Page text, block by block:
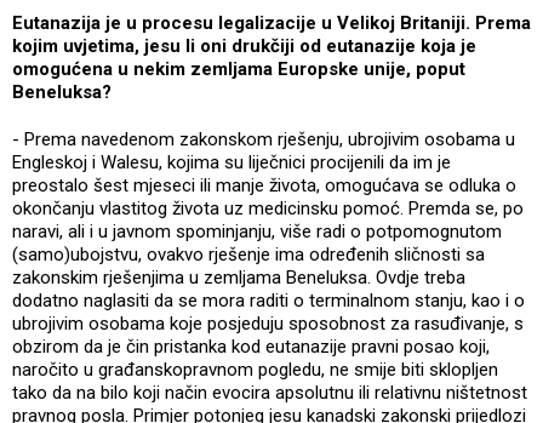
Eutanazija je u procesu legalizacije u Velikoj Britaniji. Prema
kojim uvjetima, jesu li oni drukčiji od eutanazije koja je
omogućena u nekim zemljama Europske unije, poput
Beneluksa?
- Prema navedenom zakonskom rješenju, ubrojivim osobama u
Engleskoj i Walesu, kojima su liječnici procijenili da im je
preostalo šest mjeseci ili manje života, omogućava se odluka o
okončanju vlastitog života uz medicinsku pomoć. Premda se, po
naravi, ali i u javnom spominjanju, više radi o potpomognutom
(samo)ubojstvu, ovakvo rješenje ima određenih sličnosti sa
zakonskim rješenjima u zemljama Beneluksa. Ovdje treba
dodatno naglasiti da se mora raditi o terminalnom stanju, kao i o
ubrojivim osobama koje posjeduju sposobnost za rasuđivanje, s
obzirom da je čin pristanka kod eutanazije pravni posao koji,
naročito u građanskopravnom pogledu, ne smije biti sklopljen
tako da na bilo koji način evocira apsolutnu ili relativnu ništetnost
pravnog posla. Primjer potonjeg jesu kanadski zakonski prijedlozi